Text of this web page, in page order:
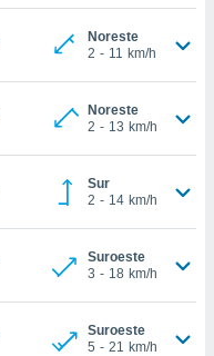
Noreste
2 - 11 km/h
Noreste
2 - 13 km/h
Sur
2 - 14 km/h
Suroeste
3 - 18 km/h
Suroeste
5 - 21 km/h